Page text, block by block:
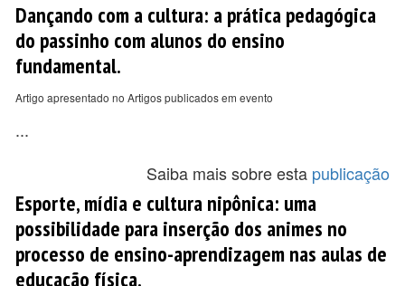
Dançando com a cultura: a prática pedagógica
do passinho com alunos do ensino
fundamental.
Artigo apresentado no Artigos publicados em evento
...
Saiba mais sobre esta publicação
Esporte, mídia e cultura nipônica: uma
possibilidade para inserção dos animes no
processo de ensino-aprendizagem nas aulas de
educação física.